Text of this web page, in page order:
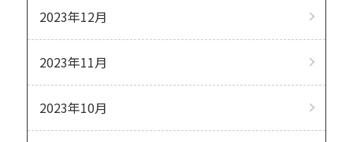
2023年12月
2023年11月
2023年10月